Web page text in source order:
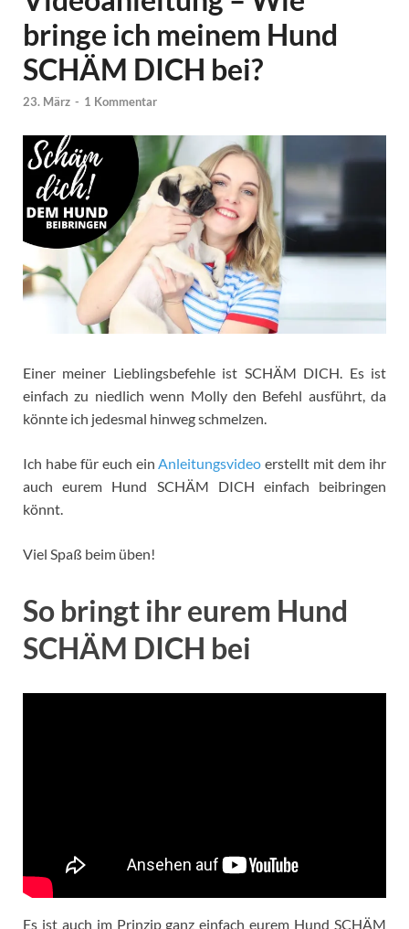
bringe ich meinem Hund
SCHÄM DICH bei?
23. März - 1 Kommentar
Einer meiner Lieblingsbefehle ist SCHÄM DICH. Es ist
einfach zu niedlich wenn Molly den Befehl ausführt, da
könnte ich jedesmal hinweg schmelzen.
Ich habe für euch einAnleitungsvideoerstellt mit dem ihr
auch eurem Hund SCHÄM DICH einfach beibringen
könnt.
Viel Spaß beim üben!
So bringt ihr eurem Hund
SCHÄM DICH bei
Es ist auch im Prinzip ganz einfach eurem Hund SCHÄM